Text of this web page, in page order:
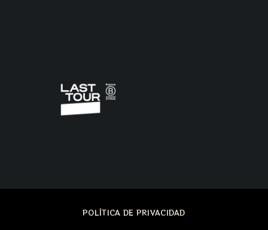
POLÍTICA DE PRIVACIDAD